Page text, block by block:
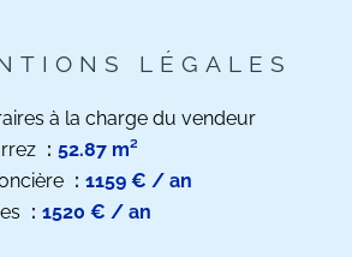
LÉGALES
à la charge du vendeur
52.87 m²
1159 € / an
1520 € / an